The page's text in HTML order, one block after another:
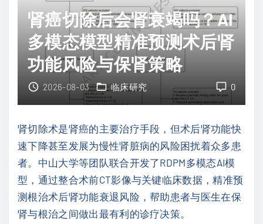
复
发
风
险
并
重
肿
瘤
免
疫
"
直
肠
癌
免
疫
耐
怎
么
破
？
靶
向
肾癌切除后会肾衰竭吗？AI
多模态模型精准预测术后肾
功能风险与保肾策略
0
2026-08-03 临床研究
肾切除术是肾癌的主要治疗手段，但术后肾功能快
速下降甚至发展为慢性肾脏病的风险困扰着众多患
者。中山大学等团队联合开发了RDPM多模态AI模
型，通过整合术前CT影像与关键临床数据，精准预
测根治术后肾功能衰退风险，帮助患者与医生在保
肾与根治之间做出最有利的诊疗决策。